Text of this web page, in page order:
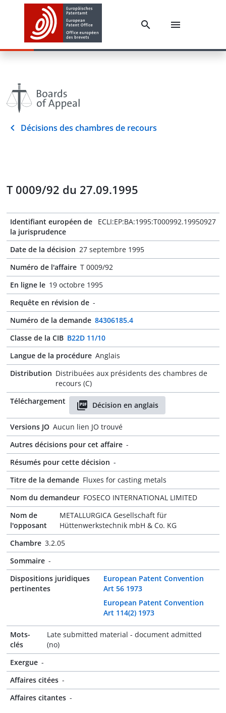
Décisions des chambres de recours
T 0009/92 du 27.09.1995
Identifiant européen de
la jurisprudence
ECLI:EP:BA:1995:T000992.19950927
Date de la décision 27 septembre 1995
Numéro de l'affaire T 0009/92
En ligne le 19 octobre 1995
Requête en révision de -
Numéro de la demande 84306185.4
Classe de la CIB B22D 11/10
Langue de la procédure Anglais
Distribution Distribuées aux présidents des chambres de
recours (C)
Téléchargement
Décision en anglais
Versions JO Aucun lien JO trouvé
Autres décisions pour cet affaire -
Résumés pour cette décision -
Titre de la demande Fluxes for casting metals
Nom du demandeur FOSECO INTERNATIONAL LIMITED
Nom de
l'opposant
METALLURGICA Gesellschaft für
Hüttenwerkstechnik mbH & Co. KG
Chambre 3.2.05
Sommaire -
Dispositions juridiques
pertinentes
European Patent Convention
Art 56 1973
European Patent Convention
Art 114(2) 1973
Mots-
clés
Late submitted material - document admitted
(no)
Exergue -
Affaires citées -
Affaires citantes -